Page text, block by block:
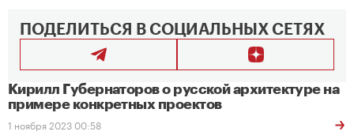
ПОДЕЛИТЬСЯ В СОЦИАЛЬНЫХ СЕТЯХ
Кирилл Губернаторов о русской архитектуре на
примере конкретных проектов
1 ноября 2023 00:58